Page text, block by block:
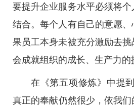
要提升企业服务水平必须将
结合。每个人有自己的意愿
果员工本身未被充分激励去
会成就组织的成长、生产力的
在《第五项修炼》中提
真正的奉献仍然很少，依我